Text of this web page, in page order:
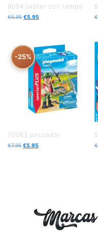
9094 skater con rampa
€6.95 €5.95 €
-25%
70063 pescador
€7.95 €5.95 €
Marcas